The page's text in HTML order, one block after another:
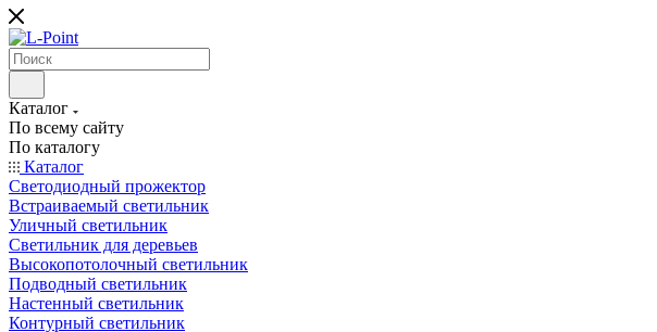
Каталог
По всему сайту
По каталогу
Каталог
Светодиодный прожектор
Встраиваемый светильник
Уличный светильник
Светильник для деревьев
Высокопотолочный светильник
Подводный светильник
Настенный светильник
Контурный светильник